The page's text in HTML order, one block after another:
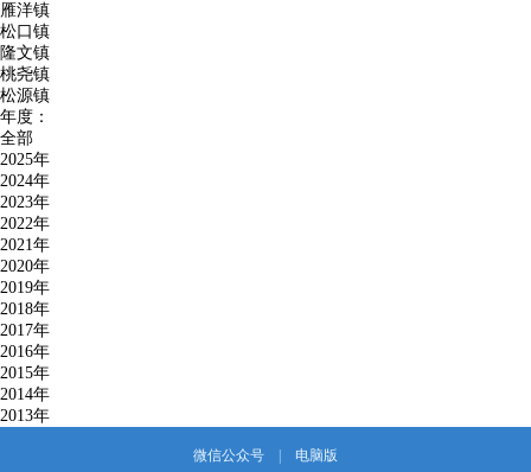
雁洋镇
松口镇
隆文镇
桃尧镇
松源镇
年度：
全部
2025年
2024年
2023年
2022年
2021年
2020年
2019年
2018年
2017年
2016年
2015年
2014年
2013年
微信公众号 电脑版